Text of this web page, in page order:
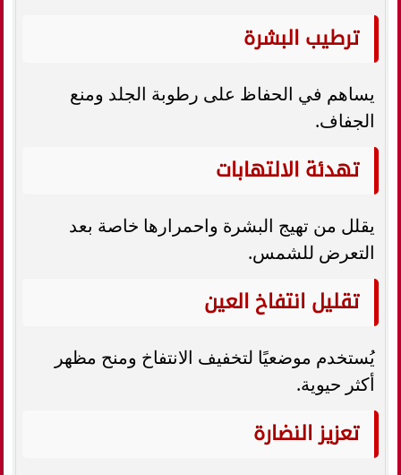
ترطيب البشرة
يساهم في الحفاظ على رطوبة الجلد ومنع
الجفاف.
تهدئة الالتهابات
يقلل من تهيج البشرة واحمرارها خاصة بعد
التعرض للشمس.
تقليل انتفاخ العين
يُستخدم موضعيًا لتخفيف الانتفاخ ومنح مظهر
أكثر حيوية.
تعزيز النضارة